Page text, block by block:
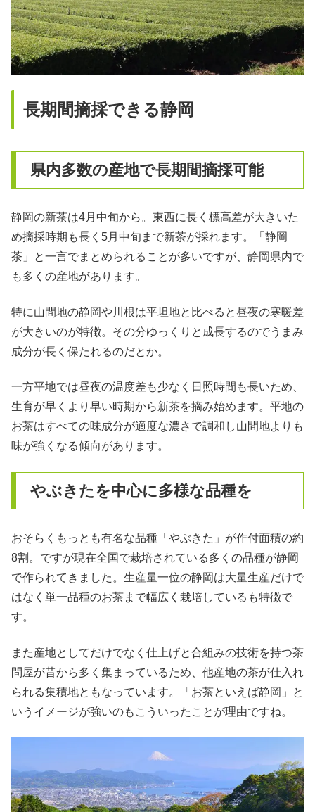
長期間摘採できる静岡
県内多数の産地で長期間摘採可能
静岡の新茶は4月中旬から。東西に長く標高差が大きいた
め摘採時期も長く5月中旬まで新茶が採れます。「静岡
茶」と一言でまとめられることが多いですが、静岡県内で
も多くの産地があります。
特に山間地の静岡や川根は平坦地と比べると昼夜の寒暖差
が大きいのが特徴。その分ゆっくりと成長するのでうまみ
成分が長く保たれるのだとか。
一方平地では昼夜の温度差も少なく日照時間も長いため、
生育が早くより早い時期から新茶を摘み始めます。平地の
お茶はすべての味成分が適度な濃さで調和し山間地よりも
味が強くなる傾向があります。
やぶきたを中心に多様な品種を
おそらくもっとも有名な品種「やぶきた」が作付面積の約
8割。ですが現在全国で栽培されている多くの品種が静岡
で作られてきました。生産量一位の静岡は大量生産だけで
はなく単一品種のお茶まで幅広く栽培しているも特徴で
す。
また産地としてだけでなく仕上げと合組みの技術を持つ茶
問屋が昔から多く集まっているため、他産地の茶が仕入れ
られる集積地ともなっています。「お茶といえば静岡」と
いうイメージが強いのもこういったことが理由ですね。